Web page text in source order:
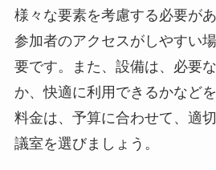
様々な要素を考慮する必要が
参加者のアクセスがしやすい
要です。また、設備は、必要
か、快適に利用できるかなど
料金は、予算に合わせて、適
議室を選びましょう。